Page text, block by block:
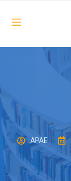
APAE